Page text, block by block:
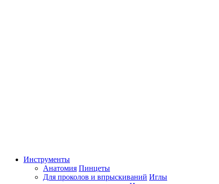
Инструменты
Анатомия Пинцеты
Для проколов и впрыскиваний Иглы